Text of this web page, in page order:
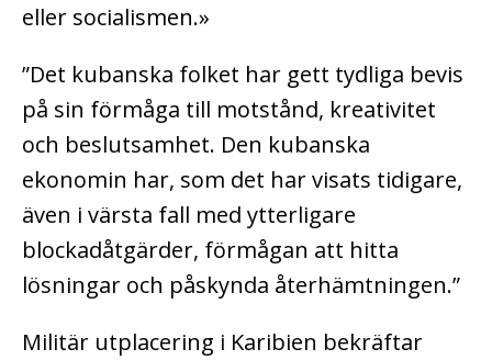
eller socialismen.»
”Det kubanska folket har gett tydliga bevis
på sin förmåga till motstånd, kreativitet
och beslutsamhet. Den kubanska
ekonomin har, som det har visats tidigare,
även i värsta fall med ytterligare
blockadåtgärder, förmågan att hitta
lösningar och påskynda återhämtningen.”
Militär utplacering i Karibien bekräftar